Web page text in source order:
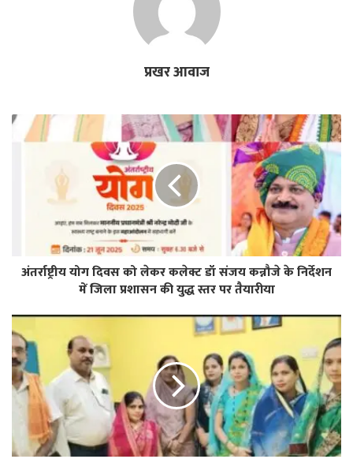
प्रखर आवाज
अंतर्राष्ट्रीय योग दिवस को लेकर कलेक्ट डॉ संजय कन्नौजे के निर्देशन
में जिला प्रशासन की युद्ध स्तर पर तैयारीया